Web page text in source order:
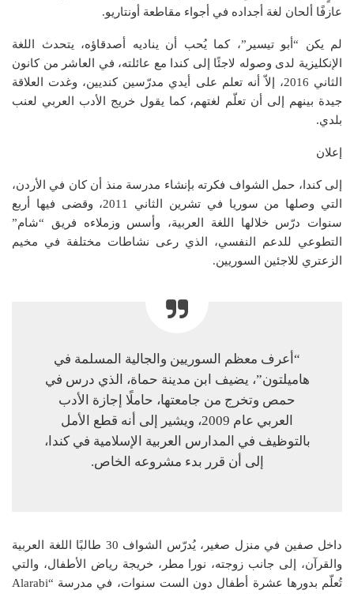
عازفًا ألحان لغة أجداده في أجواء مقاطعة أونتاريو.
لم يكن “أبو تيسير”، كما يُحب أن يناديه أصدقاؤه، يتحدث اللغة
الإنكليزية لدى وصوله لاجئًا إلى كندا مع عائلته، في العاشر من كانون
الثاني 2016، إلاّ أنه تعلم على أيدي مدرّسين كنديين، وغدت العلاقة
جيدة بينهم إلى أن تعلّم لغتهم، كما يقول خريج الأدب العربي لعنب
بلدي.
إعلان
إلى كندا، حمل الشواف فكرته بإنشاء مدرسة منذ أن كان في الأردن،
التي وصلها من سوريا في تشرين الثاني 2011، وقضى فيها أربع
سنوات درّس خلالها اللغة العربية، وأسس وزملاءه فريق “شام”
التطوعي للدعم النفسي، الذي رعى نشاطات مختلفة في مخيم
الزعتري للاجئين السوريين.
“أعرف معظم السوريين والجالية المسلمة في
هاميلتون”، يضيف ابن مدينة حماة، الذي درس في
حمص وتخرج من جامعتها، حاملًا إجازة الأدب
العربي عام 2009، ويشير إلى أنه قطع الأمل
بالتوظيف في المدارس العربية الإسلامية في كندا،
إلى أن قرر بدء مشروعه الخاص.
داخل صفين في منزل صغير، يُدرّس الشواف 30 طالبًا اللغة العربية
والقرآن، إلى جانب زوجته، نورا مطر، خريجة رياض الأطفال، والتي
تُعلّم بدورها عشرة أطفال دون الست سنوات، في مدرسة “Alarabi